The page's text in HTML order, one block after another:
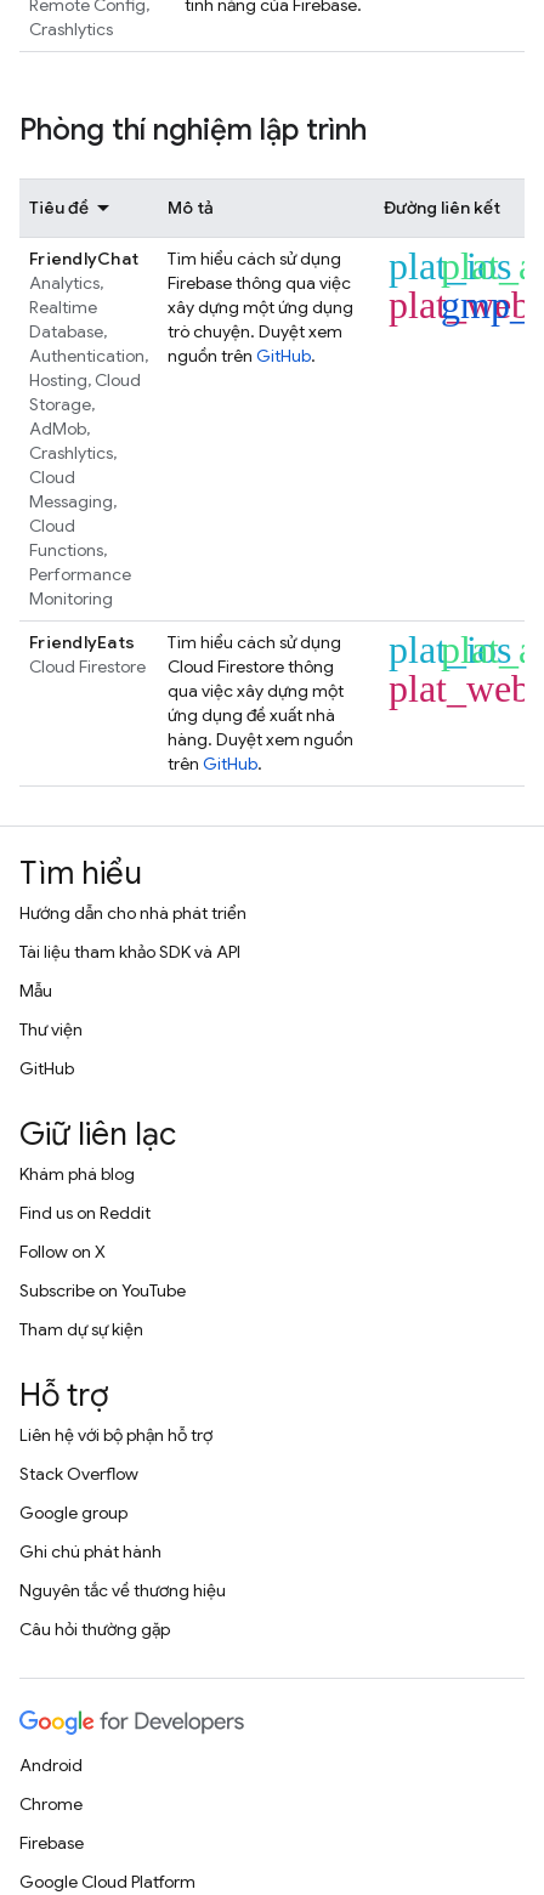
Remote Config,
Crashlytics
tính năng của Firebase.
Phòng thí nghiệm lập trình
Tiêu đề Mô tả Đường liên kết
FriendlyChat
Analytics,
Realtime
Database,
Authentication,
Hosting, Cloud
Storage,
AdMob,
Crashlytics,
Cloud
Messaging,
Cloud
Functions,
Performance
Monitoring
Tìm hiểu cách sử dụng
Firebase thông qua việc
xây dựng một ứng dụng
trò chuyện. Duyệt xem
nguồn trên GitHub.
plat_ios
plat_web
FriendlyEats
Cloud Firestore
Tìm hiểu cách sử dụng
Cloud Firestorethông
qua việc xây dựng một
ứng dụng đề xuất nhà
hàng. Duyệt xem nguồn
trên GitHub.
plat_ios
plat_web
Tìm hiểu
Hướng dẫn cho nhà phát triển
Tài liệu tham khảo SDK và API
Mẫu
Thư viện
GitHub
Giữ liên lạc
Khám phá blog
Find us on Reddit
Follow on X
Subscribe on YouTube
Tham dự sự kiện
Hỗ trợ
Liên hệ với bộ phận hỗ trợ
Stack Overflow
Google group
Ghi chú phát hành
Nguyên tắc về thương hiệu
Câu hỏi thường gặp
Android
Chrome
Firebase
Google Cloud Platform